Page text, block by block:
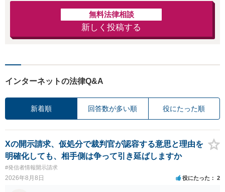
無料法律相談
新しく投稿する
インターネットの法律Q&A
新着順 回答数が多い順 役にたった順
Xの開示請求、仮処分で裁判官が認容する意思と理由を
明確化しても、相手側は争って引き延ばしますか
#発信者情報開示請求
2026年8月8日 役にたった 2